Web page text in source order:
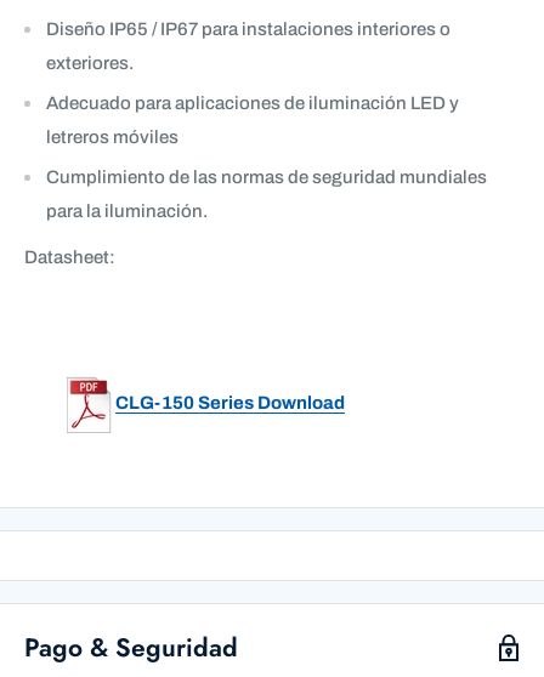
Diseño IP65 / IP67 para instalaciones interiores o
exteriores.
Adecuado para aplicaciones de iluminación LED y
letreros móviles
Cumplimiento de las normas de seguridad mundiales
para la iluminación.
Datasheet:
CLG-150 Series Download
Pago & Seguridad